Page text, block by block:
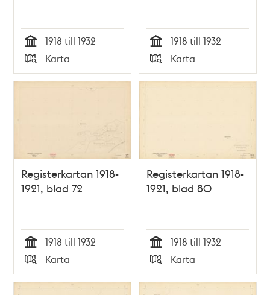
Tid
1918 till 1932
Typ
Karta Tid
1918 till 1932
Typ
Karta
Registerkartan 1918-
1921, blad 72
Tid
1918 till 1932
Typ
Karta
Registerkartan 1918-
1921, blad 80
Tid
1918 till 1932
Typ
Karta